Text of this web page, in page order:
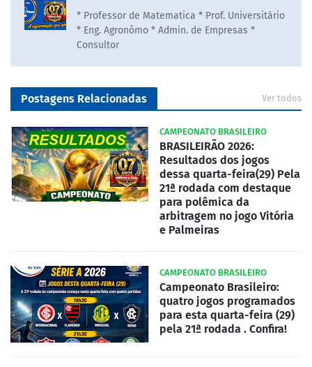
* Professor de Matematica * Prof. Universitário
* Eng. Agronômo * Admin. de Empresas *
Consultor
Postagens Relacionadas Ver todos
CAMPEONATO BRASILEIRO
BRASILEIRÃO 2026:
Resultados dos jogos
dessa quarta-feira(29) Pela
21ª rodada com destaque
para polêmica da
arbitragem no jogo Vitória
e Palmeiras
CAMPEONATO BRASILEIRO
Campeonato Brasileiro:
quatro jogos programados
para esta quarta-feira (29)
pela 21ª rodada . Confira!